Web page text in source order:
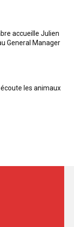
accueille Julien
General Manager
les animaux